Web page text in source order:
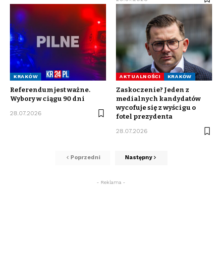
KRAKÓW
Referendum jest ważne.
Wybory w ciągu 90 dni
28.07.2026
AKTUALNOŚCI KRAKÓW
Zaskoczenie? Jeden z
medialnych kandydatów
wycofuje się z wyścigu o
fotel prezydenta
28.07.2026
Poprzedni Następny
- Reklama -